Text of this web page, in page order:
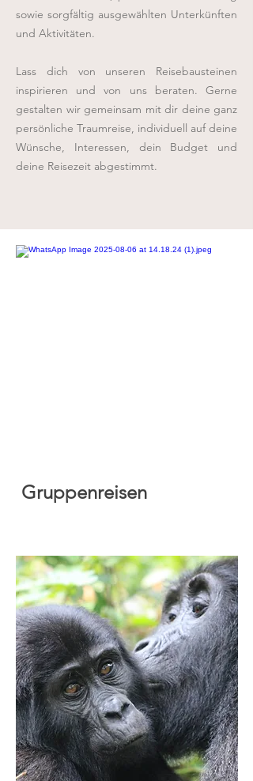
sowie sorgfältig ausgewählten Unterkünften
und Aktivitäten.
Lass dich von unseren Reisebausteinen
inspirieren und von uns beraten. Gerne
gestalten wir gemeinsam mit dir deine ganz
persönliche Traumreise, individuell auf deine
Wünsche, Interessen, dein Budget und
deine Reisezeit abgestimmt.
Gruppenreisen